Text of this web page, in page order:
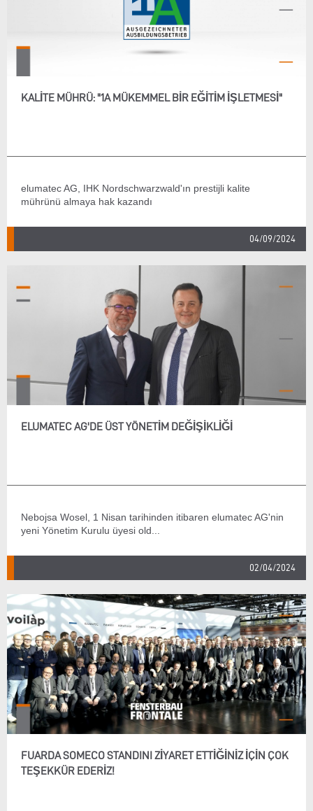
KALITE MÜHRÜ: "1A MÜKEMMEL BIR EĞITIM IŞLETMESI"
elumatec AG, IHK Nordschwarzwald'ın prestijli kalite
mührünü almaya hak kazandı
04/09/2024
ELUMATEC AG'DE ÜST YÖNETIM DEĞIŞIKLIĞI
Nebojsa Wosel, 1 Nisan tarihinden itibaren elumatec AG'nin
yeni Yönetim Kurulu üyesi old...
02/04/2024
FUARDA SOMECO STANDINI ZIYARET ETTIĞINIZ IÇIN ÇOK
TEŞEKKÜR EDERIZ!